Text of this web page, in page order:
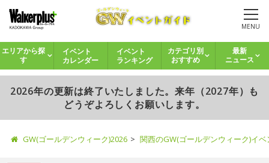
MENU
エリアから探
す
イベント
カレンダー
イベント
ランキング
カテゴリ別
おすすめ
最新
ニュース
2026年の更新は終了いたしました。来年（2027年）も
どうぞよろしくお願いします。
GW(ゴールデンウィーク)2026 関西のGW(ゴールデンウィーク)イ